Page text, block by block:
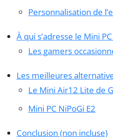
Personnalisation de
À qui s’adresse le Mini
Les gamers
Les meilleures
Le Mini Air12 Lite de
Mini PC NiPoGi E2
Conclusion (non incluse)